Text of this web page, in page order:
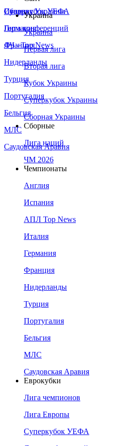
Сборная Украины
Италия
Германия
Франция
Нидерланды
Турция
Португалия
Бельгия
МЛС
Саудовская Аравия
Суперкубок УЕФА
Лига конференций
ЛЧ - Top News
Украина
Украина
Первая лига
Вторая лига
Кубок Украины
Суперкубок Украины
Сборная Украины
Сборные
Лига наций
ЧМ 2026
Чемпионаты
Англия
Испания
АПЛ Top News
Италия
Германия
Франция
Нидерланды
Турция
Португалия
Бельгия
МЛС
Саудовская Аравия
Еврокубки
Лига чемпионов
Лига Европы
Суперкубок УЕФА